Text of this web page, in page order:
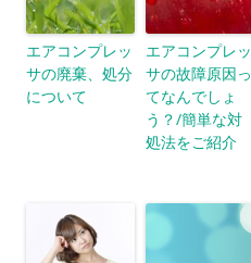
エアコンプレッ
サの廃棄、処分
について
エアコンプレッ
サの故障原因っ
てなんでしょ
う？/簡単な対
処法をご紹介